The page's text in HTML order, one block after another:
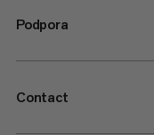
Podpora
Contact